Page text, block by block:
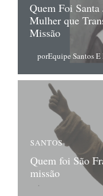
Quem Foi
Mulher que
Missão
porEquipe Santos
SANTOS
Quem foi São
missão